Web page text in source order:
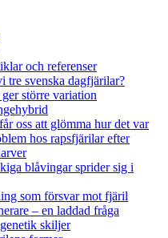
och referenser
tre svenska dagfjärilar?
större variation
oss att glömma hur det var
hos rapsfjärilar efter
blåvingar sprider sig i
som försvar mot fjäril
– en laddad fråga
skiljer